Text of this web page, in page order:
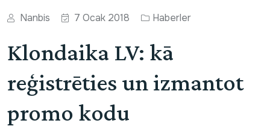
Nanbis 7 Ocak 2018 Haberler
Klondaika LV: kā
reģistrēties un izmantot
promo kodu